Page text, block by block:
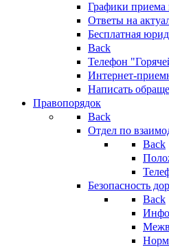
Графики приема
Ответы на
Бесплатная
Back
Телефон
Интернет-
Написать
Правопорядок
Back
Отдел по
Back
Безопасность
Back